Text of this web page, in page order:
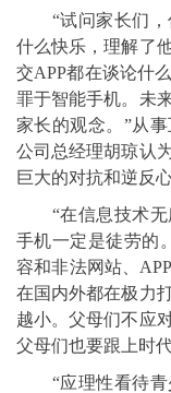
“试问家长们，
什么快乐，理解了
交APP都在谈论什
罪于智能手机。未
家长的观念。”从
公司总经理胡琼认
巨大的对抗和逆反
“在信息技术无
手机一定是徒劳的
容和非法网站、
在国内外都在极力
越小。父母们不应
父母们也要跟上时
“应理性看待青